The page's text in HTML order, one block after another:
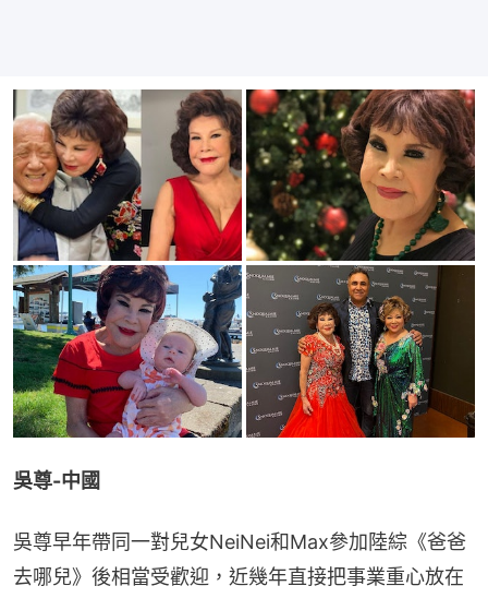
吳尊-中國
吳尊早年帶同一對兒女NeiNei和Max參加陸綜《爸爸
去哪兒》後相當受歡迎，近幾年直接把事業重心放在